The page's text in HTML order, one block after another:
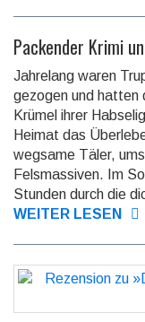
Packender Krimi
Jahrelang waren
gezogen und hatten
Krümel ihrer
Heimat das
weg­same Täler,
Felsmassiven. Im
Stunden durch die
WEITER LESEN